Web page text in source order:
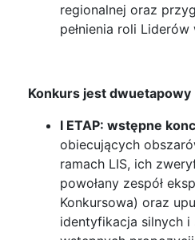
regionalnej oraz
pełnienia roli
Konkurs jest dwuetapowy
I ETAP: wstępne
obiecujących
ramach LIS, ich
powołany zespół
Konkursowa) oraz
identyfikacja silnych i